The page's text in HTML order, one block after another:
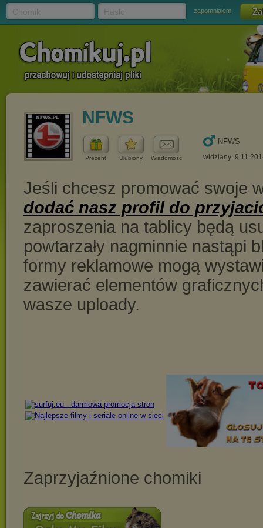
zapomniałem
NFWS
Prezent Ulubiony Wiadomość
NFWS
widziany: